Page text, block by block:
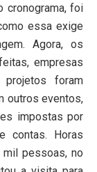
cronograma, foi
essa exige
Agora, os
empresas
projetos foram
outros eventos,
impostas por
contas. Horas
mil pessoas, no